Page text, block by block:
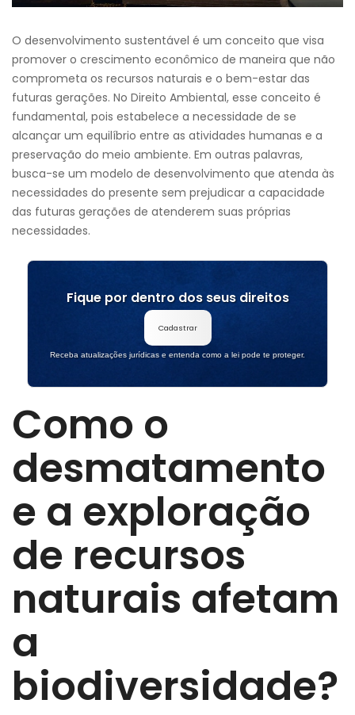
O desenvolvimento sustentável é um conceito que visa
promover o crescimento econômico de maneira que não
comprometa os recursos naturais e o bem-estar das
futuras gerações. No Direito Ambiental, esse conceito é
fundamental, pois estabelece a necessidade de se
alcançar um equilíbrio entre as atividades humanas e a
preservação do meio ambiente. Em outras palavras,
busca-se um modelo de desenvolvimento que atenda às
necessidades do presente sem prejudicar a capacidade
das futuras gerações de atenderem suas próprias
necessidades.
Fique por dentro dos seus direitos
Cadastrar
Receba atualizações jurídicas e entenda como a lei pode te proteger.
Como o
desmatamento
e a exploração
de recursos
naturais afetam
a
biodiversidade?